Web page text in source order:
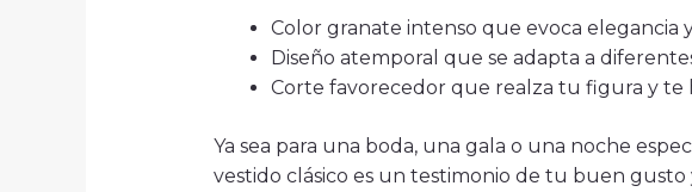
Color granate intenso que evoca elegancia
Diseño atemporal que se adapta a
Corte favorecedor que realza tu figura y te
Ya sea para una boda, una gala o una noche
vestido clásico es un testimonio de tu buen